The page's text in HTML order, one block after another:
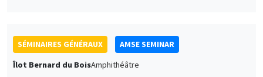
SÉMINAIRES GÉNÉRAUX
AMSE SEMINAR
Îlot Bernard du BoisAmphithéâtre